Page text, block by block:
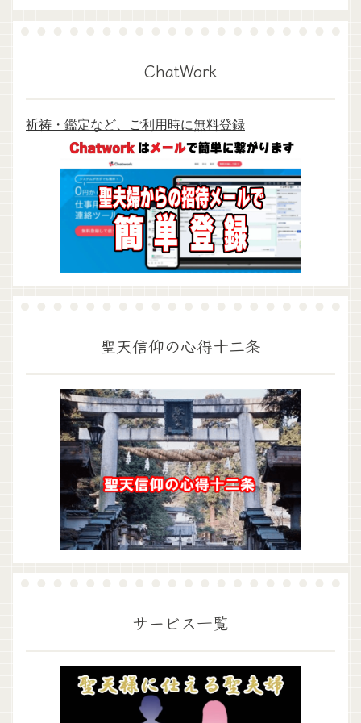
ChatWork
祈祷・鑑定など、ご利用時に無料登録
聖天信仰の心得十二条
サービス一覧